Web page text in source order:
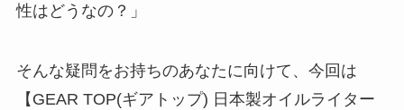
性はどうなの？」
そんな疑問をお持ちのあなたに向けて、今回は
【GEAR TOP(ギアトップ) 日本製オイルライター